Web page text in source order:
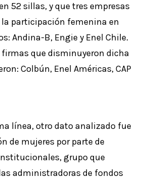
52 sillas, y que tres empresas
participación femenina en
Andina-B, Engie y Enel Chile.
que disminuyeron dicha
Colbún, Enel Américas, CAP
línea, otro dato analizado fue
de mujeres por parte de
grupo que
administradoras de fondos